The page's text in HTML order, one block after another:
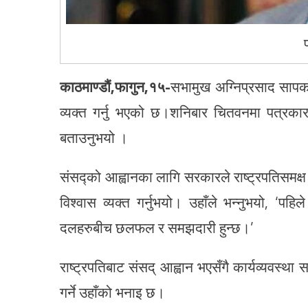
काठमाण्डौं,फागुन,१५-सभामुख अग्निप्रसाद
व्यक्त गर्नु भएको छ।शनिबार चितवनमा
बताउनुभयो ।
संसद्को आह्वानका लागि सरकारले
विश्वास व्यक्त गर्नुभयो। उहाँले भन्नुभयो,
दलहरुबीच छलफल र समझदारी हुन्छ।’
राष्ट्रपतिबाट संसद् आह्वान भएसँगै
गर्ने उहाँको भनाइ छ।